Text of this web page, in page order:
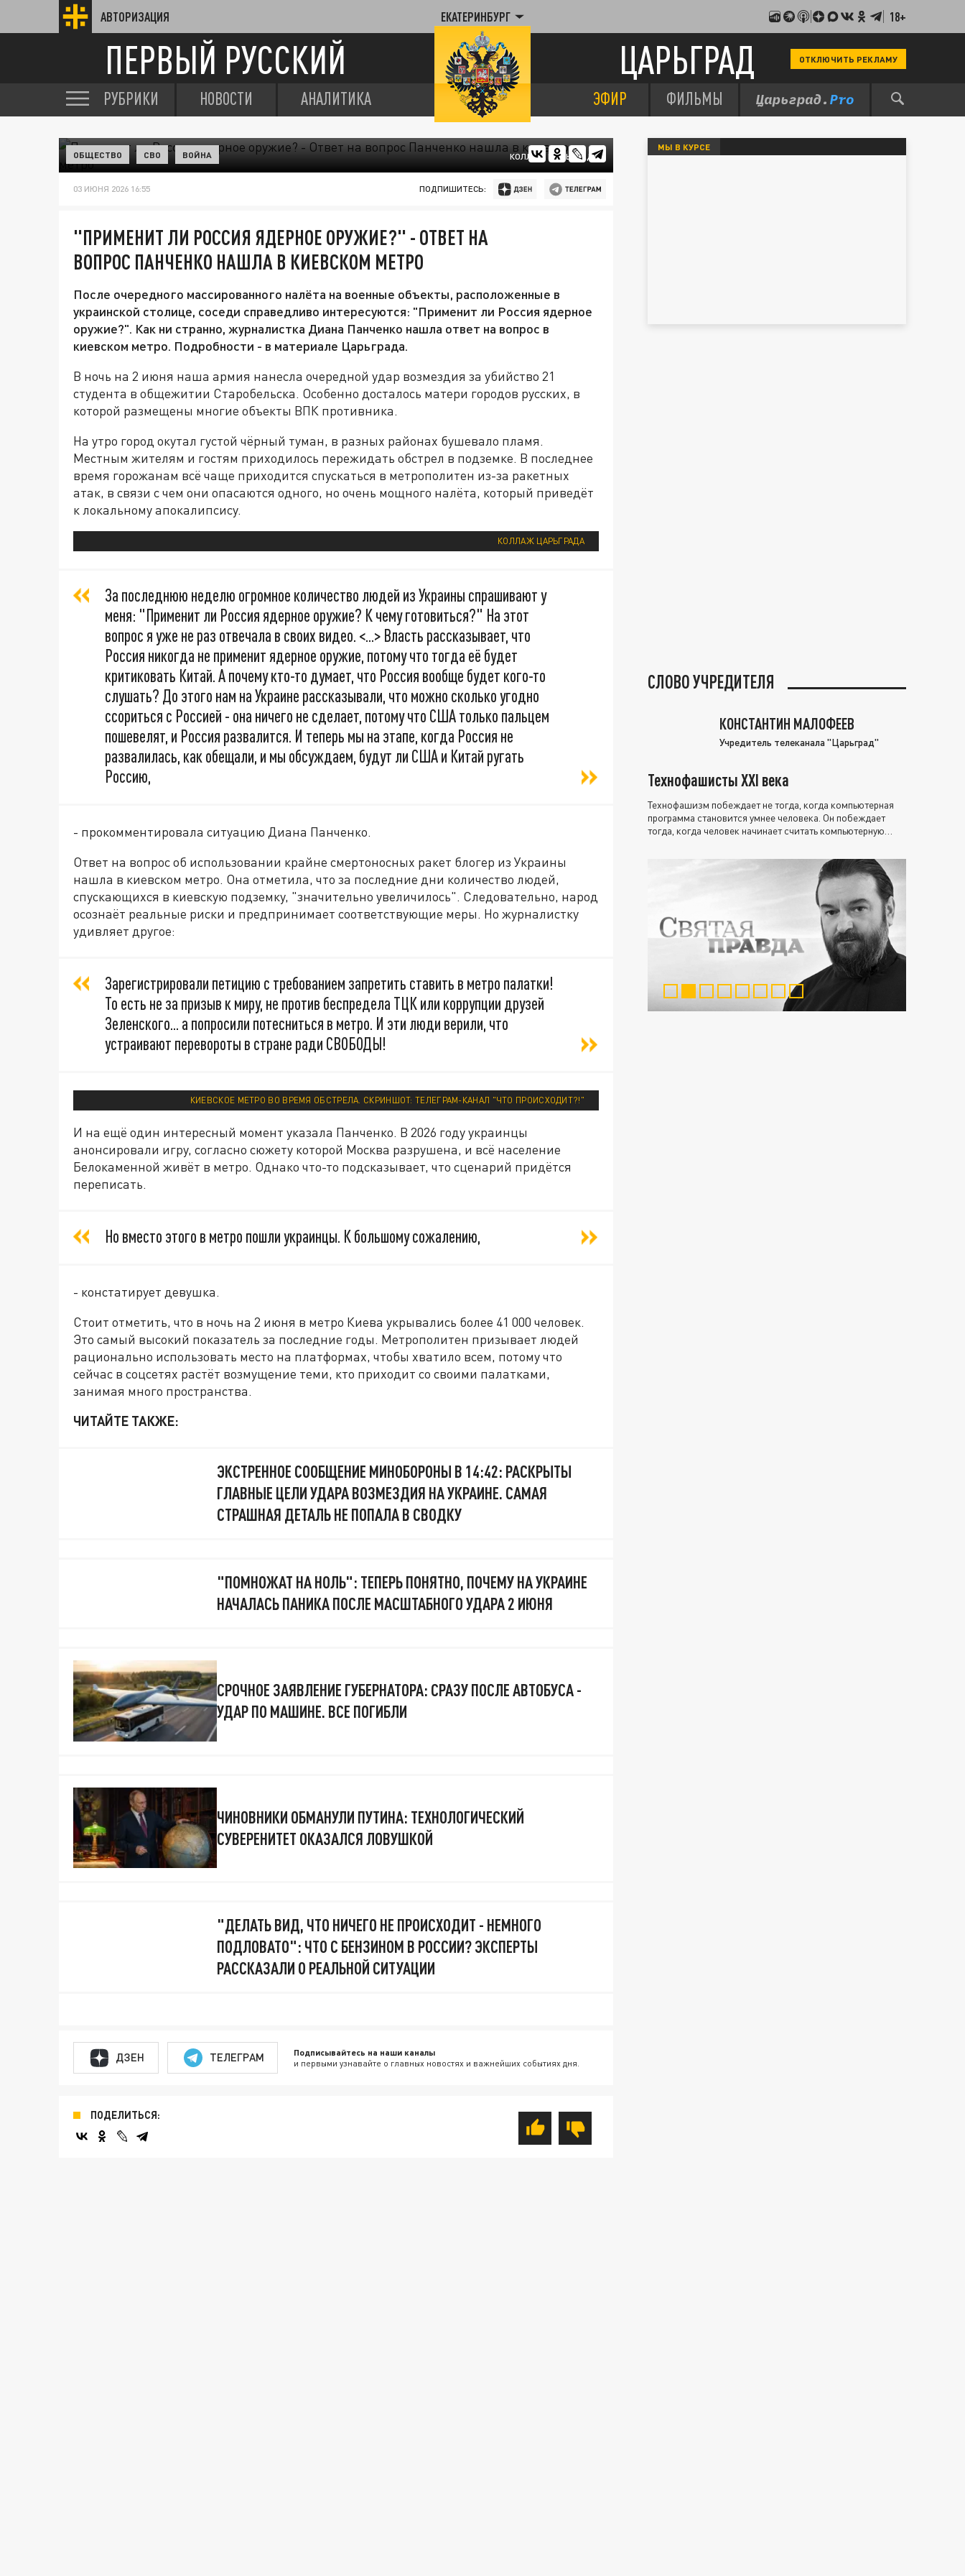
АВТОРИЗАЦИЯ ЕКАТЕРИНБУРГ 18+
ПЕРВЫЙ РУССКИЙ ЦАРЬГРАД ОТКЛЮЧИТЬ РЕКЛАМУ
РУБРИКИ НОВОСТИ АНАЛИТИКА ЭФИР ФИЛЬМЫ
КОЛЛАЖ ЦАРЬГРАДА
ОБЩЕСТВО СВО ВОЙНА
03 ИЮНЯ 2026 16:55 ПОДПИШИТЕСЬ:
"ПРИМЕНИТ ЛИ РОССИЯ ЯДЕРНОЕ ОРУЖИЕ?" - ОТВЕТ НА
ВОПРОС ПАНЧЕНКО НАШЛА В КИЕВСКОМ МЕТРО
После очередного массированного налёта на военные объекты, расположенные в
украинской столице, соседи справедливо интересуются: "Применит ли Россия ядерное
оружие?". Как ни странно, журналистка Диана Панченко нашла ответ на вопрос в
киевском метро. Подробности - в материале Царьграда.
В ночь на 2 июня наша армия нанесла очередной удар возмездия за убийство 21
студента в общежитии Старобельска. Особенно досталось матери городов русских, в
которой размещены многие объекты ВПК противника.
На утро город окутал густой чёрный туман, в разных районах бушевало пламя.
Местным жителям и гостям приходилось пережидать обстрел в подземке. В последнее
время горожанам всё чаще приходится спускаться в метрополитен из-за ракетных
атак, в связи с чем они опасаются одного, но очень мощного налёта, который приведёт
к локальному апокалипсису.
КОЛЛАЖ ЦАРЬГРАДА
За последнюю неделю огромное количество людей из Украины спрашивают у
меня: "Применит ли Россия ядерное оружие? К чему готовиться?" На этот
вопрос я уже не раз отвечала в своих видео. <...> Власть рассказывает, что
Россия никогда не применит ядерное оружие, потому что тогда её будет
критиковать Китай. А почему кто-то думает, что Россия вообще будет кого-то
слушать? До этого нам на Украине рассказывали, что можно сколько угодно
ссориться с Россией - она ничего не сделает, потому что США только пальцем
пошевелят, и Россия развалится. И теперь мы на этапе, когда Россия не
развалилась, как обещали, и мы обсуждаем, будут ли США и Китай ругать
Россию,
- прокомментировала ситуацию Диана Панченко.
Ответ на вопрос об использовании крайне смертоносных ракет блогер из Украины
нашла в киевском метро. Она отметила, что за последние дни количество людей,
спускающихся в киевскую подземку, "значительно увеличилось". Следовательно, народ
осознаёт реальные риски и предпринимает соответствующие меры. Но журналистку
удивляет другое:
Зарегистрировали петицию с требованием запретить ставить в метро палатки!
То есть не за призыв к миру, не против беспредела ТЦК или коррупции друзей
Зеленского... а попросили потесниться в метро. И эти люди верили, что
устраивают перевороты в стране ради СВОБОДЫ!
КИЕВСКОЕ МЕТРО ВО ВРЕМЯ ОБСТРЕЛА. СКРИНШОТ: ТЕЛЕГРАМ-КАНАЛ "ЧТО ПРОИСХОДИТ?!"
И на ещё один интересный момент указала Панченко. В 2026 году украинцы
анонсировали игру, согласно сюжету которой Москва разрушена, и всё население
Белокаменной живёт в метро. Однако что-то подсказывает, что сценарий придётся
переписать.
Но вместо этого в метро пошли украинцы. К большому сожалению,
- констатирует девушка.
Стоит отметить, что в ночь на 2 июня в метро Киева укрывались более 41 000 человек.
Это самый высокий показатель за последние годы. Метрополитен призывает людей
рационально использовать место на платформах, чтобы хватило всем, потому что
сейчас в соцсетях растёт возмущение теми, кто приходит со своими палатками,
занимая много пространства.
ЧИТАЙТЕ ТАКЖЕ:
ЭКСТРЕННОЕ СООБЩЕНИЕ МИНОБОРОНЫ В 14:42: РАСКРЫТЫ
ГЛАВНЫЕ ЦЕЛИ УДАРА ВОЗМЕЗДИЯ НА УКРАИНЕ. САМАЯ
СТРАШНАЯ ДЕТАЛЬ НЕ ПОПАЛА В СВОДКУ
"ПОМНОЖАТ НА НОЛЬ": ТЕПЕРЬ ПОНЯТНО, ПОЧЕМУ НА УКРАИНЕ
НАЧАЛАСЬ ПАНИКА ПОСЛЕ МАСШТАБНОГО УДАРА 2 ИЮНЯ
СРОЧНОЕ ЗАЯВЛЕНИЕ ГУБЕРНАТОРА: СРАЗУ ПОСЛЕ АВТОБУСА -
УДАР ПО МАШИНЕ. ВСЕ ПОГИБЛИ
ЧИНОВНИКИ ОБМАНУЛИ ПУТИНА: ТЕХНОЛОГИЧЕСКИЙ
СУВЕРЕНИТЕТ ОКАЗАЛСЯ ЛОВУШКОЙ
"ДЕЛАТЬ ВИД, ЧТО НИЧЕГО НЕ ПРОИСХОДИТ - НЕМНОГО
ПОДЛОВАТО": ЧТО С БЕНЗИНОМ В РОССИИ? ЭКСПЕРТЫ
РАССКАЗАЛИ О РЕАЛЬНОЙ СИТУАЦИИ
ДЗЕН ТЕЛЕГРАМ Подписывайтесь на наши каналы
и первыми узнавайте о главных новостях и важнейших событиях дня.
ПОДЕЛИТЬСЯ:
МЫ В КУРСЕ
СЛОВО УЧРЕДИТЕЛЯ
КОНСТАНТИН МАЛОФЕЕВ
Учредитель телеканала "Царьград"
Технофашисты XXI века
Технофашизм побеждает не тогда, когда компьютерная
программа становится умнее человека. Он побеждает
тогда, когда человек начинает считать компьютерную